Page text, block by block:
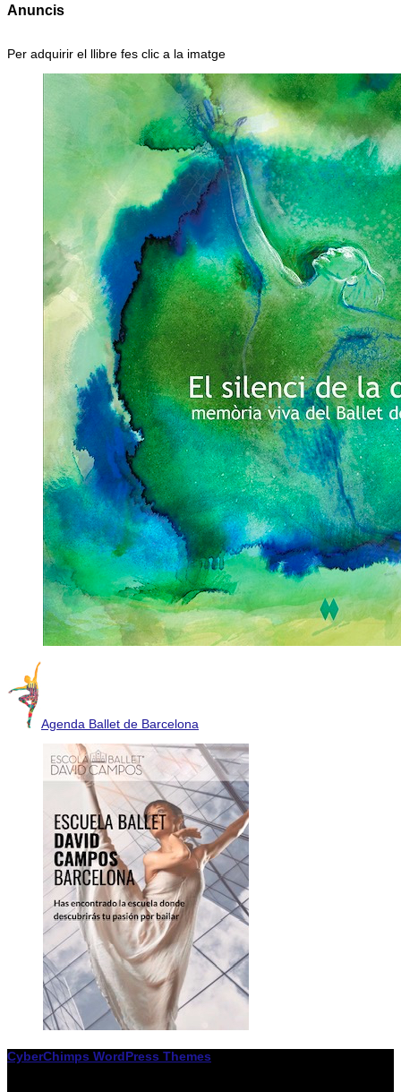
Anuncis
Per adquirir el llibre fes clic a la imatge
Agenda Ballet de Barcelona
CyberChimps WordPress Themes